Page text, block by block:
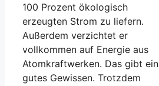
100 Prozent ökologisch
erzeugten Strom zu liefern.
Außerdem verzichtet er
vollkommen auf Energie aus
Atomkraftwerken. Das gibt ein
gutes Gewissen. Trotzdem